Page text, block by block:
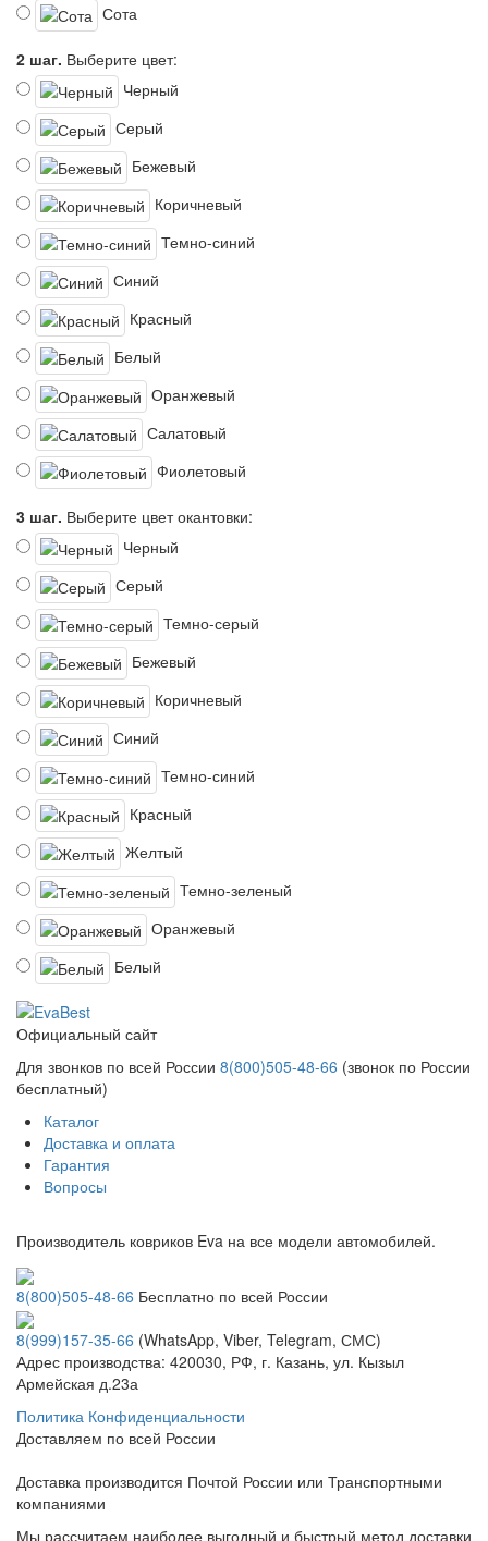
Сота
2 шаг. Выберите цвет:
Черный
Серый
Бежевый
Коричневый
Темно-синий
Синий
Красный
Белый
Оранжевый
Салатовый
Фиолетовый
3 шаг. Выберите цвет окантовки:
Черный
Серый
Темно-серый
Бежевый
Коричневый
Синий
Темно-синий
Красный
Желтый
Темно-зеленый
Оранжевый
Белый
Официальный сайт
Для звонков по всей России 8(800)505-48-66 (звонок по России
бесплатный)
Каталог
Доставка и оплата
Гарантия
Вопросы
Производитель ковриков Eva на все модели автомобилей.
8(800)505-48-66 Бесплатно по всей России
8(999)157-35-66 (WhatsApp, Viber, Telegram, СМС)
Адрес производства: 420030, РФ, г. Казань, ул. Кызыл
Армейская д.23а
Политика Конфиденциальности
Доставляем по всей России
Доставка производится Почтой России или Транспортными
компаниями
Мы рассчитаем наиболее выгодный и быстрый метод доставки